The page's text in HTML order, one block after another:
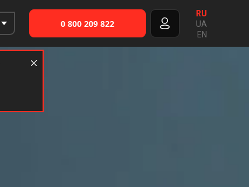
0 800 209 822
RU
UA
EN